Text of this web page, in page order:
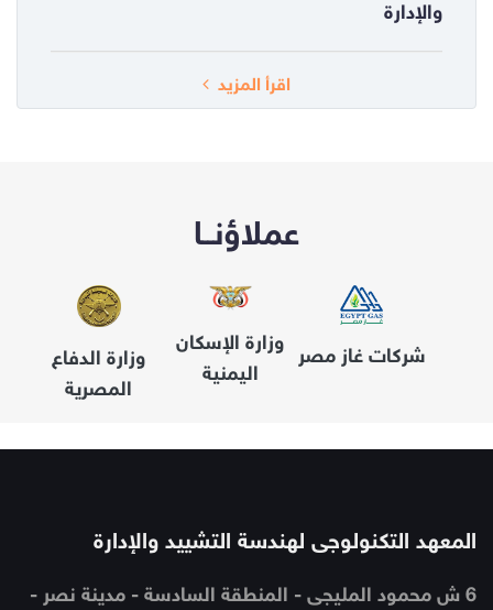
والإدارة
اقرأ المزيد
عملاؤنــا
وزارة الدفاع
المصرية
وزارة الإسكان
اليمنية
شركات غاز مصر
المعهد التكنولوجى لهندسة التشييد والإدارة
6 ش محمود المليجى - المنطقة السادسة - مدينة نصر -